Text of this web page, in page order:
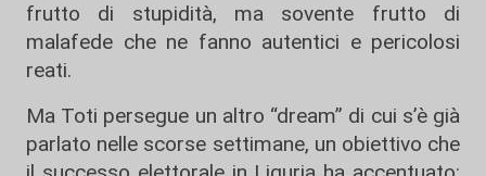
frutto di stupidità, ma sovente frutto di
malafede che ne fanno autentici e pericolosi
reati.
Ma Toti persegue un altro “dream” di cui s’è già
parlato nelle scorse settimane, un obiettivo che